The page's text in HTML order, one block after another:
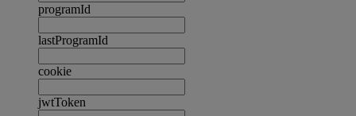
programId
lastProgramId
cookie
jwtToken